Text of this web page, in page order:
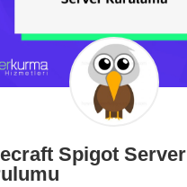
Spigot Server